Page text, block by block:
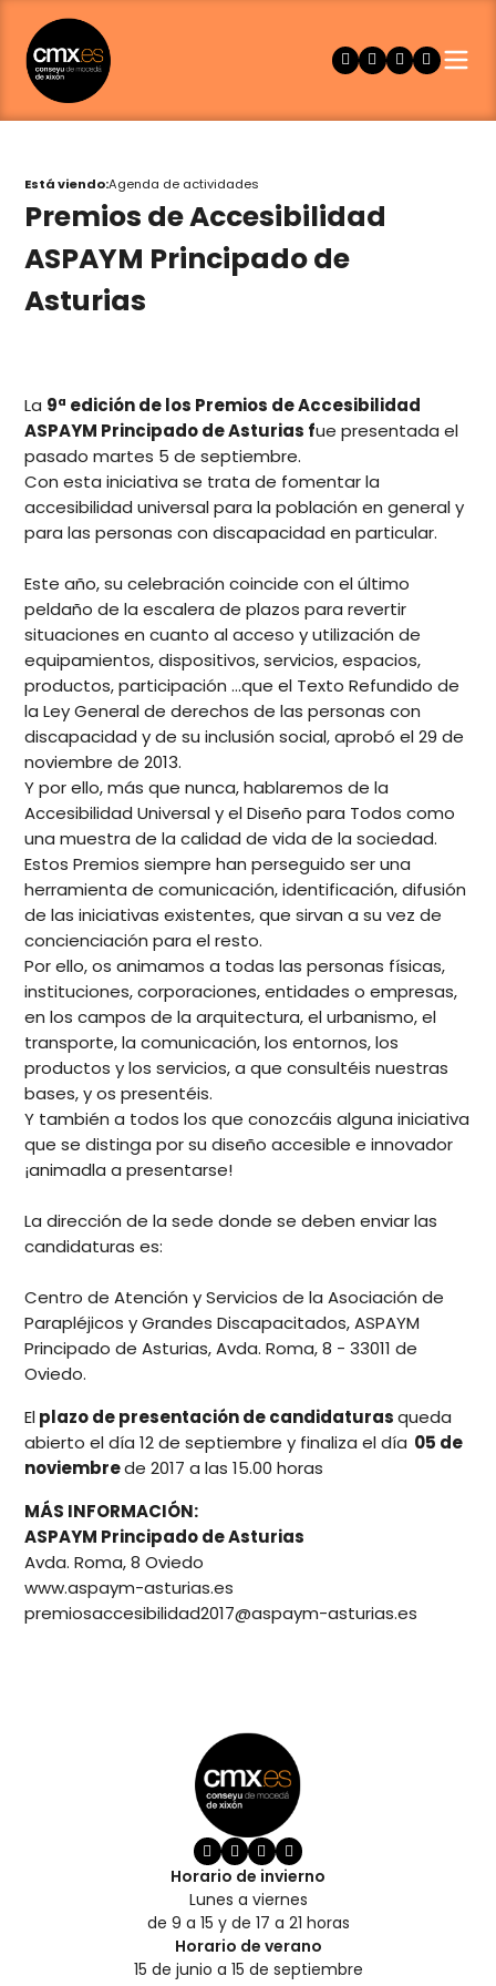
Está viendo:Agenda de actividades
Premios de Accesibilidad
ASPAYM Principado de
Asturias
La 9ª edición de los Premios de Accesibilidad
ASPAYM Principado de Asturias fue presentada el
pasado martes 5 de septiembre.
Con esta iniciativa se trata de fomentar la
accesibilidad universal para la población en general y
para las personas con discapacidad en particular.
Este año, su celebración coincide con el último
peldaño de la escalera de plazos para revertir
situaciones en cuanto al acceso y utilización de
equipamientos, dispositivos, servicios, espacios,
productos, participación ...que el Texto Refundido de
la Ley General de derechos de las personas con
discapacidad y de su inclusión social, aprobó el 29 de
noviembre de 2013.
Y por ello, más que nunca, hablaremos de la
Accesibilidad Universal y el Diseño para Todos como
una muestra de la calidad de vida de la sociedad.
Estos Premios siempre han perseguido ser una
herramienta de comunicación, identificación, difusión
de las iniciativas existentes, que sirvan a su vez de
concienciación para el resto.
Por ello, os animamos a todas las personas físicas,
instituciones, corporaciones, entidades o empresas,
en los campos de la arquitectura, el urbanismo, el
transporte, la comunicación, los entornos, los
productos y los servicios, a que consultéis nuestras
bases, y os presentéis.
Y también a todos los que conozcáis alguna iniciativa
que se distinga por su diseño accesible e innovador
¡animadla a presentarse!
La dirección de la sede donde se deben enviar las
candidaturas es:
Centro de Atención y Servicios de la Asociación de
Parapléjicos y Grandes Discapacitados, ASPAYM
Principado de Asturias, Avda. Roma, 8 - 33011 de
Oviedo.
Elplazo de presentación de candidaturasqueda
abierto el día 12 de septiembre y finaliza el día 05 de
noviembrede 2017 a las 15.00 horas
MÁS INFORMACIÓN:
ASPAYM Principado de Asturias
Avda. Roma, 8 Oviedo
www.aspaym-asturias.es
premiosaccesibilidad2017@aspaym-asturias.es
Horario de invierno
Lunes a viernes
de 9 a 15 y de 17 a 21 horas
Horario de verano
15 de junio a 15 de septiembre